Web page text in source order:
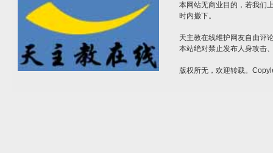
本网站无商业目的，若我们
时内撤下。
天主教在线维护网友自由评
本站绝对禁止发布人身攻击
版权所无，欢迎转载。